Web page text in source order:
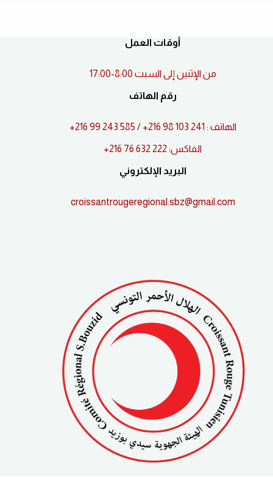
أوقات العمل
من الإثنين إلى السبت 8:00-17:00
رقم الهاتف
الهاتف : 241 103 98 216+ / 585 243 99 216+
الفاكس: 222 632 76 216+
البريد الإلكتروني
croissantrougeregional.sbz@gmail.com